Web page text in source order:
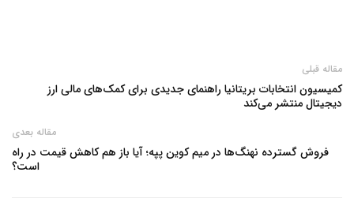
مقاله قبلی
کمیسیون انتخابات بریتانیا راهنمای جدیدی برای کمک‌های مالی ارز
دیجیتال منتشر می‌کند
مقاله بعدی
فروش گسترده نهنگ‌ها در میم کوین پپه؛ آیا باز هم کاهش قیمت در راه
است؟